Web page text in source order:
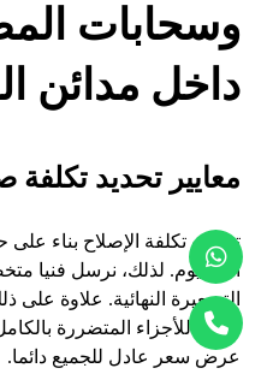
وسحابات
داخل مدائن
معايير تحديد تكلفة
تختلف تكلفة الإصلاح بناء
الألمنيوم. لذلك، نرسل فنيا
التسعيرة النهائية. علاوة على
شاملا للأجزاء المتضررة
عرض سعر عادل للجميع دائما.